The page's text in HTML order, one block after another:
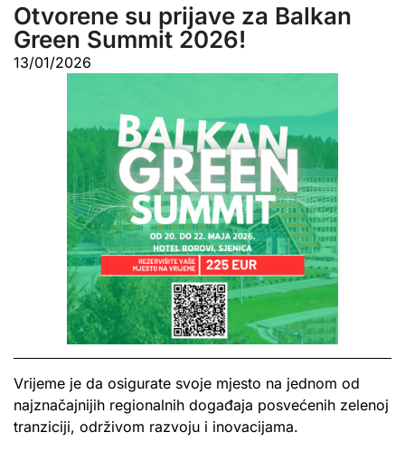
Otvorene su prijave za Balkan
Green Summit 2026!
13/01/2026
Vrijeme je da osigurate svoje mjesto na jednom od
najznačajnijih regionalnih događaja posvećenih zelenoj
tranziciji, održivom razvoju i inovacijama.